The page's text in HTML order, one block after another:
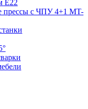
E22
прессы с ЧПУ 4+1 MT-